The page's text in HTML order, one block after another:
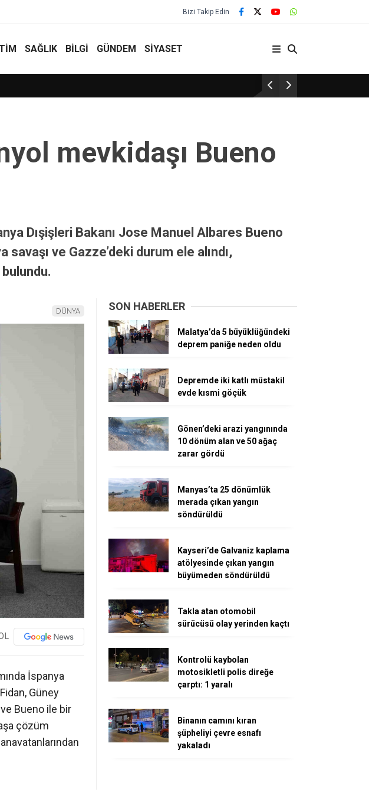
Bizi Takip Edin
SAĞLIK BİLGİ GÜNDEM SİYASET
29 Yıllık Gelenek
mevkidaşı Bueno
Dışişleri Bakanı Jose Manuel Albares Bueno
ve Gazze’deki durum ele alındı,
DÜNYA
İspanya
Güney
Bueno ile bir
çözüm
SON HABERLER
Malatya’da 5 büyüklüğündeki
deprem paniğe neden oldu
Depremde iki katlı müstakil
evde kısmi göçük
Gönen’deki arazi yangınında
10 dönüm alan ve 50 ağaç
zarar gördü
Manyas’ta 25 dönümlük
merada çıkan yangın
söndürüldü
Kayseri’de Galvaniz kaplama
atölyesinde çıkan yangın
büyümeden söndürüldü
Takla atan otomobil
sürücüsü olay yerinden kaçtı
Kontrolü kaybolan
motosikletli polis direğe
çarptı: 1 yaralı
Binanın camını kıran
şüpheliyi çevre esnafı
yakaladı